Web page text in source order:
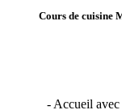
Cours de cuisine
- Accueil avec